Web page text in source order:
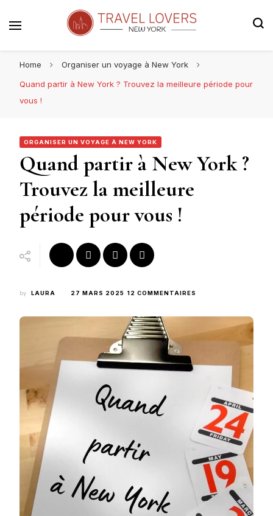
Home
Organiser un voyage à New York
Quand partir à New York ? Trouvez la meilleure période pour
vous !
ORGANISER UN VOYAGE À NEW YORK
Quand partir à New York ?
Trouvez la meilleure
période pour vous !
by LAURA 27 MARS 2025 12 COMMENTAIRES
NEW
TROUVEZ
MEILLEURE
PÉRIODE
POUR